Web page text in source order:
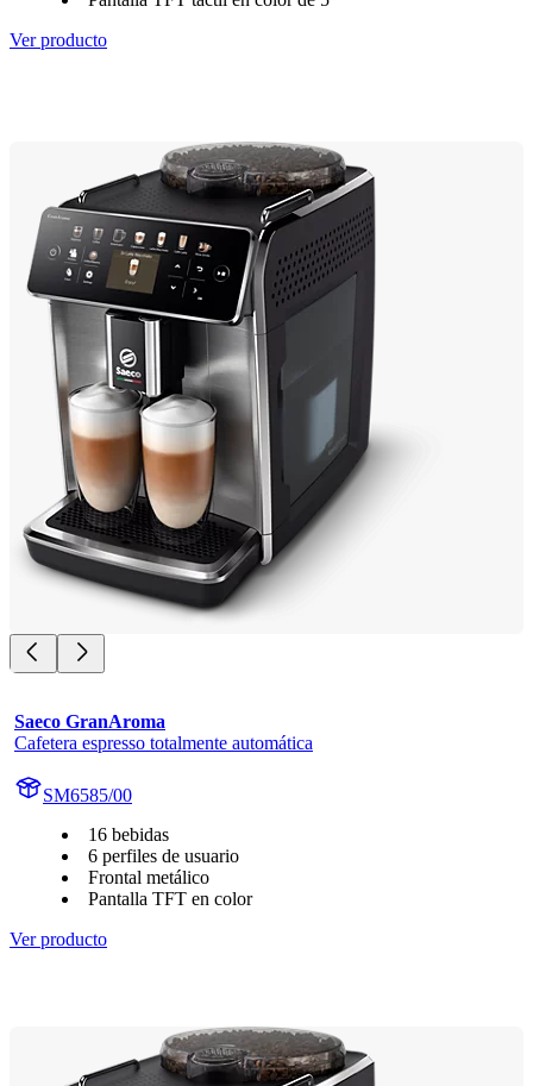
Ver producto
Saeco GranAroma
Cafetera espresso totalmente automática
SM6585/00
16 bebidas
6 perfiles de usuario
Frontal metálico
Pantalla TFT en color
Ver producto